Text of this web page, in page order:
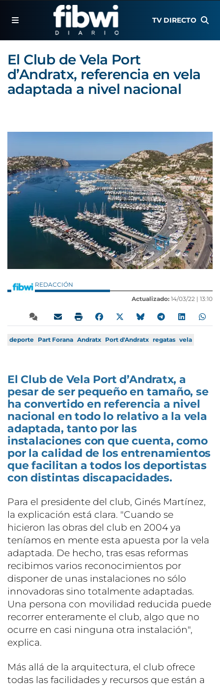
TV DIRECTO
El Club de Vela Port
d’Andratx, referencia en vela
adaptada a nivel nacional
REDACCIÓN
Actualizado: 14/03/22 | 13:10
deporte Part Forana Andratx Port d'Andratx regatas vela
El Club de Vela Port d’Andratx, a
pesar de ser pequeño en tamaño, se
ha convertido en referencia a nivel
nacional en todo lo relativo a la vela
adaptada, tanto por las
instalaciones con que cuenta, como
por la calidad de los entrenamientos
que facilitan a todos los deportistas
con distintas discapacidades.
Para el presidente del club, Ginés Martínez,
la explicación está clara. "Cuando se
hicieron las obras del club en 2004 ya
teníamos en mente esta apuesta por la vela
adaptada. De hecho, tras esas reformas
recibimos varios reconocimientos por
disponer de unas instalaciones no sólo
innovadoras sino totalmente adaptadas.
Una persona con movilidad reducida puede
recorrer enteramente el club, algo que no
ocurre en casi ninguna otra instalación",
explica.
Más allá de la arquitectura, el club ofrece
todas las facilidades y recursos que están a